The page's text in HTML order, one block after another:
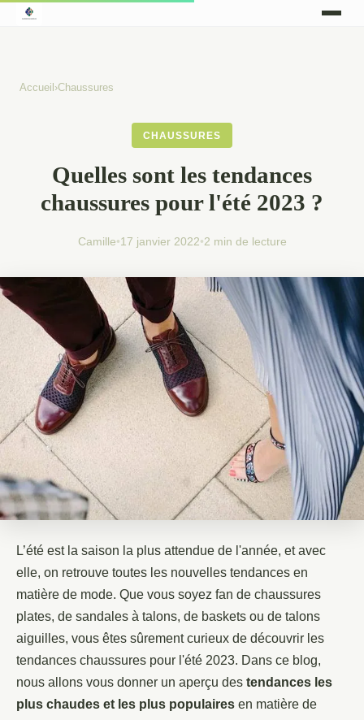
Accueil ›Chaussures
CHAUSSURES
Quelles sont les tendances
chaussures pour l'été 2023 ?
Camille•17 janvier 2022•2 min de lecture
L’été est la saison la plus attendue de l'année, et avec
elle, on retrouve toutes les nouvelles tendances en
matière de mode. Que vous soyez fan de chaussures
plates, de sandales à talons, de baskets ou de talons
aiguilles, vous êtes sûrement curieux de découvrir les
tendances chaussures pour l'été 2023. Dans ce blog,
nous allons vous donner un aperçu des tendances les
plus chaudes et les plus populaires en matière de